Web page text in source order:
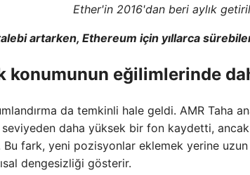
Ether'in 2016'dan beri aylık
artarken, Ethereum için yıllarca
konumunun eğilimlerinde
da temkinli hale geldi. AMR Taha
daha yüksek bir fon kaydetti,
fark, yeni pozisyonlar eklemek yerine uzun
dengesizliği gösterir.